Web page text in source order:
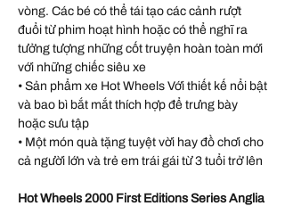
vòng. Các bé có thể tái tạo các cảnh rượt
đuổi từ phim hoạt hình hoặc có thể nghĩ ra
tưởng tượng những cốt truyện hoàn toàn mới
với những chiếc siêu xe
• Sản phẩm xe Hot Wheels Với thiết kế nổi bật
và bao bì bắt mắt thích hợp để trưng bày
hoặc sưu tập
• Một món quà tặng tuyệt vời hay đồ chơi cho
cả người lớn và trẻ em trái gái từ 3 tuổi trở lên
Hot Wheels 2000 First Editions Series Anglia